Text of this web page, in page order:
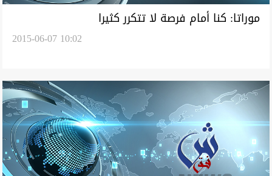
موراتا: كنا أمام فرصة لا تتكرر كثيرا
2015-06-07 10:02